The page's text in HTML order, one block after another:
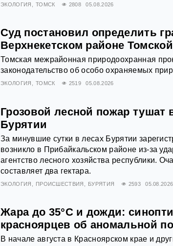
ЭКОЛОГИЯ ТОМСК 2808 05.08.2026
Суд постановил определить
Верхнекетском районе
Томская межрайонная природоохранная
законодательство об особо охраняемых
ЭКОЛОГИЯ ТОМСК 2519 05.08.2026
Грозовой лесной пожар тушат
Бурятии
За минувшие сутки в лесах Бурятии
возникло в Прибайкальском районе из-за
агентство лесного хозяйства республики.
составляет два гектара.
ЭКОЛОГИЯ ПРОИСШЕСТВИЯ БУРЯТИЯ 2593 05.08.2026
Жара до 35°C и дожди:
красноярцев об аномальной
В начале августа в Красноярском крае и